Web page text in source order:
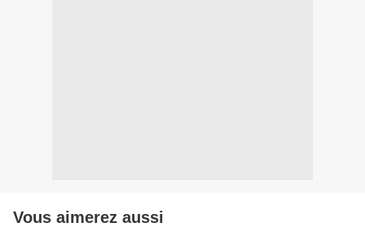
Vous aimerez aussi